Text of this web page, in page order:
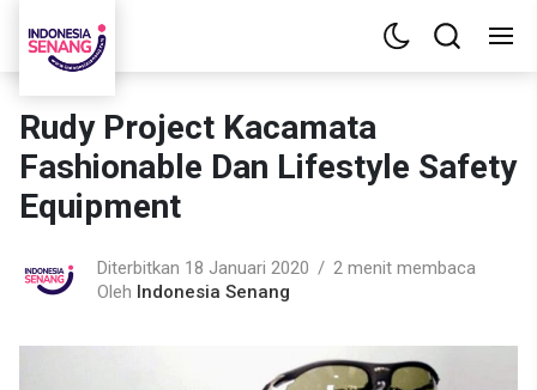
Rudy Project Kacamata
Fashionable Dan Lifestyle Safety
Equipment
Diterbitkan 18 Januari 2020
2 menit membaca
Oleh Indonesia Senang